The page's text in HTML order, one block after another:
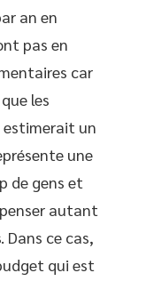
an en
pas en
car
les
estimerait un
une
de gens et
autant
Dans ce cas,
qui est